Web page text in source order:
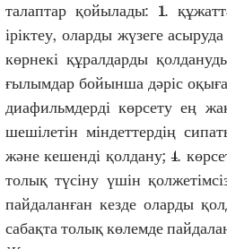
талаптар қойылады: 1.
іріктеу, оларды жүзеге
көрнекі құралдарды
ғылымдар бойынша дәріс
диафильмдерді көрсету ең
шешілетін міндеттердің
және кешенді қолдану; 4.
толық түсіну үшін
пайдаланған кезде оларды
сабақта толық көлемде